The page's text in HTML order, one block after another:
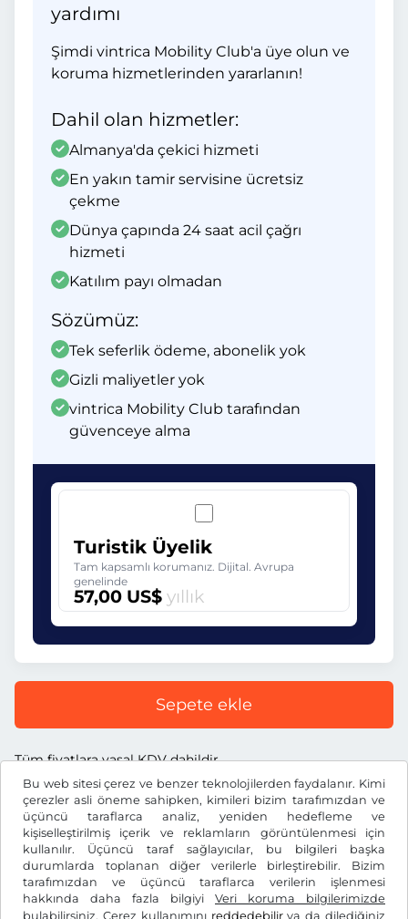
Bu web sitesi çerez ve benzer teknolojilerden faydalanır. Kimi
çerezler asli öneme sahipken, kimileri bizim tarafımızdan ve
üçüncü taraflarca analiz, yeniden hedefleme ve
kişiselleştirilmiş içerik ve reklamların görüntülenmesi için
kullanılır. Üçüncü taraf sağlayıcılar, bu bilgileri başka
durumlarda toplanan diğer verilerle birleştirebilir. Bizim
tarafımızdan ve üçüncü taraflarca verilerin işlenmesi
hakkında daha fazla bilgiyi Veri koruma bilgilerimizde
bulabilirsiniz. Çerez kullanımını reddedebilirya da dilediğiniz
yardımı
Şimdi vintrica Mobility Club'a üye olun ve
koruma hizmetlerinden yararlanın!
Dahil olan hizmetler:
Almanya'da çekici hizmeti
En yakın tamir servisine ücretsiz
çekme
Dünya çapında 24 saat acil çağrı
hizmeti
Katılım payı olmadan
Sözümüz:
Tek seferlik ödeme, abonelik yok
Gizli maliyetler yok
vintrica Mobility Club tarafından
güvenceye alma
Turistik Üyelik
Tam kapsamlı korumanız. Dijital. Avrupa
genelinde
57,00 US$ yıllık
Sepete ekle
Tüm fiyatlara yasal KDV dahildir.
US$USD
Facebook Instagram